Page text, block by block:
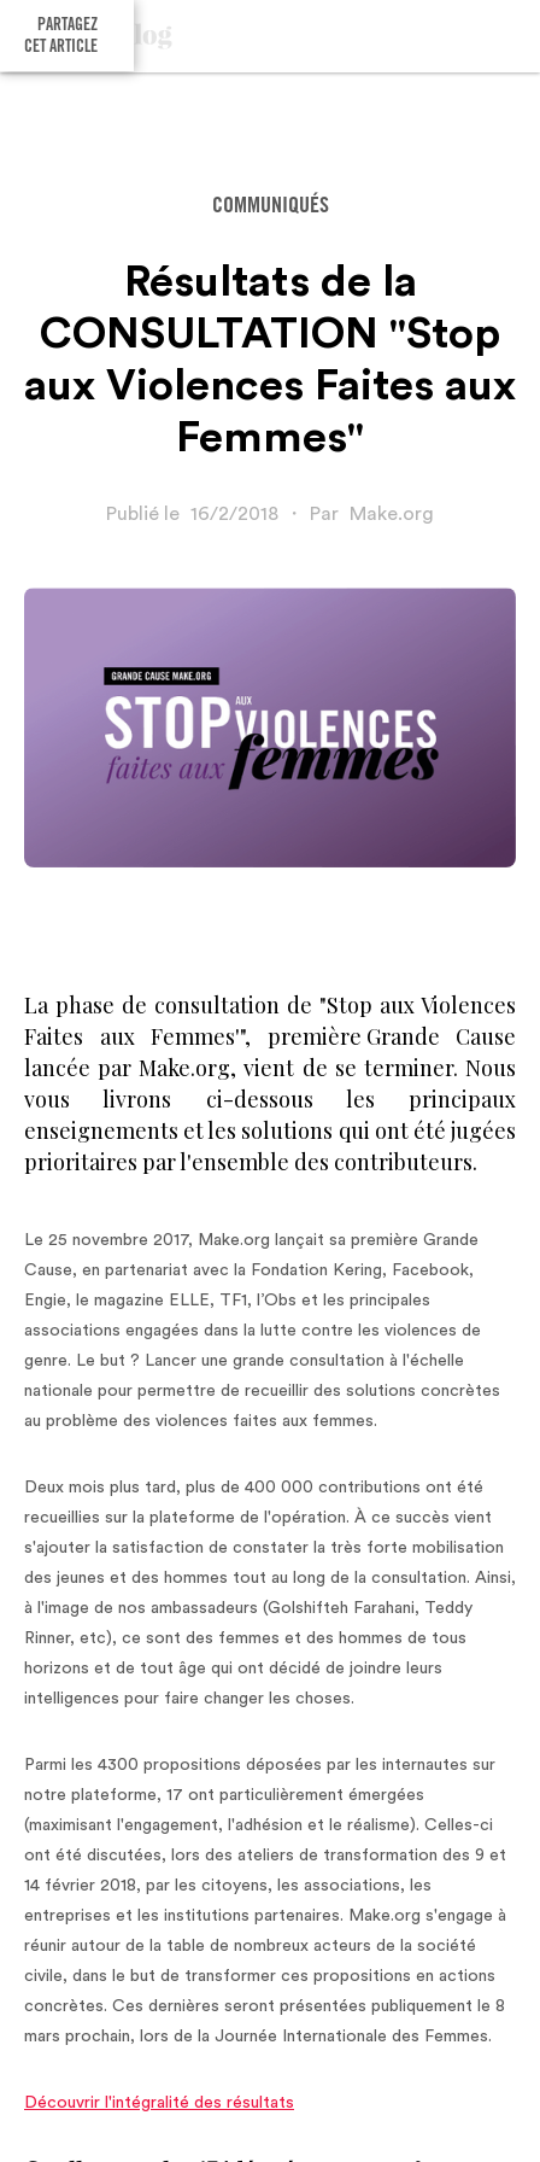
PARTAGEZ
CET ARTICLE
COMMUNIQUÉS
Résultats de la
CONSULTATION "Stop
aux Violences Faites aux
Femmes"
Publié le 16/2/2018 ・ Par Make.org
La phase de consultation de "Stop aux Violences
Faites aux Femmes'", première Grande Cause
lancée par Make.org, vient de se terminer. Nous
vous livrons ci-dessous les principaux
enseignements et les solutions qui ont été jugées
prioritaires par l'ensemble des contributeurs.
Le 25 novembre 2017, Make.org lançait sa première Grande
Cause, en partenariat avec la Fondation Kering, Facebook,
Engie, le magazine ELLE, TF1, l’Obs et les principales
associations engagées dans la lutte contre les violences de
genre. Le but ? Lancer une grande consultation à l'échelle
nationale pour permettre de recueillir des solutions concrètes
au problème des violences faites aux femmes.
Deux mois plus tard, plus de 400 000 contributions ont été
recueillies sur la plateforme de l'opération. À ce succès vient
s'ajouter la satisfaction de constater la très forte mobilisation
des jeunes et des hommes tout au long de la consultation. Ainsi,
à l'image de nos ambassadeurs (Golshifteh Farahani, Teddy
Rinner, etc), ce sont des femmes et des hommes de tous
horizons et de tout âge qui ont décidé de joindre leurs
intelligences pour faire changer les choses.
Parmi les 4300 propositions déposées par les internautes sur
notre plateforme, 17 ont particulièrement émergées
(maximisant l'engagement, l'adhésion et le réalisme). Celles-ci
ont été discutées, lors des ateliers de transformation des 9 et
14 février 2018, par les citoyens, les associations, les
entreprises et les institutions partenaires. Make.org s'engage à
réunir autour de la table de nombreux acteurs de la société
civile, dans le but de transformer ces propositions en actions
concrètes. Ces dernières seront présentées publiquement le 8
mars prochain, lors de la Journée Internationale des Femmes.
Découvrir l'intégralité des résultats